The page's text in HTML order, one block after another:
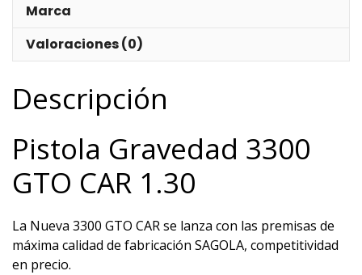
Marca
Valoraciones (0)
Descripción
Pistola Gravedad 3300
GTO CAR 1.30
La Nueva 3300 GTO CAR se lanza con las premisas de
máxima calidad de fabricación SAGOLA, competitividad
en precio.